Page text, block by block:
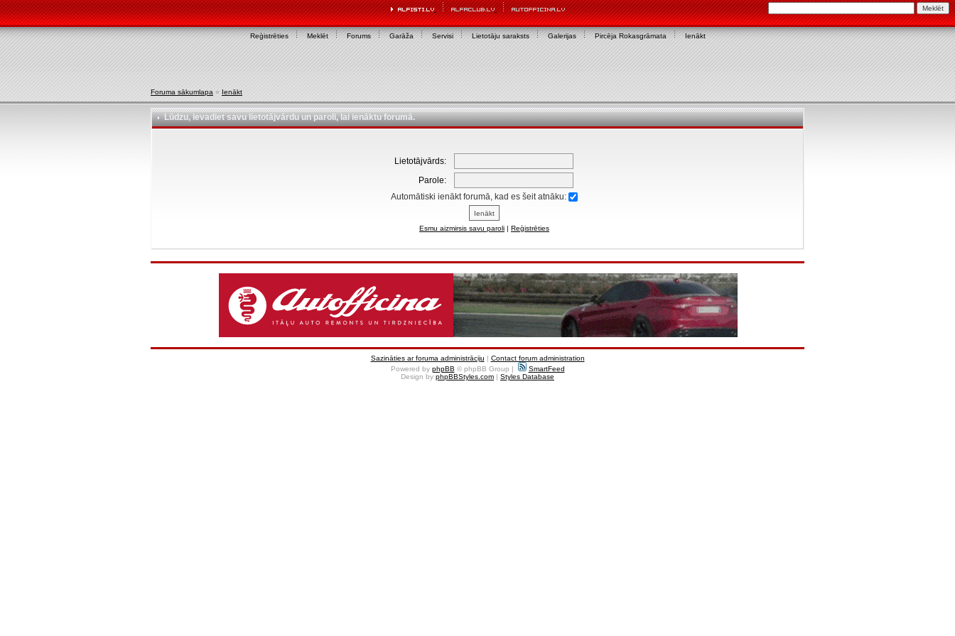
Reģistrēties Meklēt Forums Garāža Servisi Lietotāju saraksts Galerijas Pircēja Rokasgrāmata Ienākt
Foruma sākumlapa » Ienākt
Lūdzu, ievadiet savu lietotājvārdu un paroli, lai ienāktu forumā.
Lietotājvārds:
Parole:
Automātiski ienākt forumā, kad es šeit atnāku:
Esmu aizmirsis savu paroli | Reģistrēties
Sazināties ar foruma administrāciju | Contact forum administration
Powered by phpBB © phpBB Group |
SmartFeed
Design by phpBBStyles.com | Styles Database